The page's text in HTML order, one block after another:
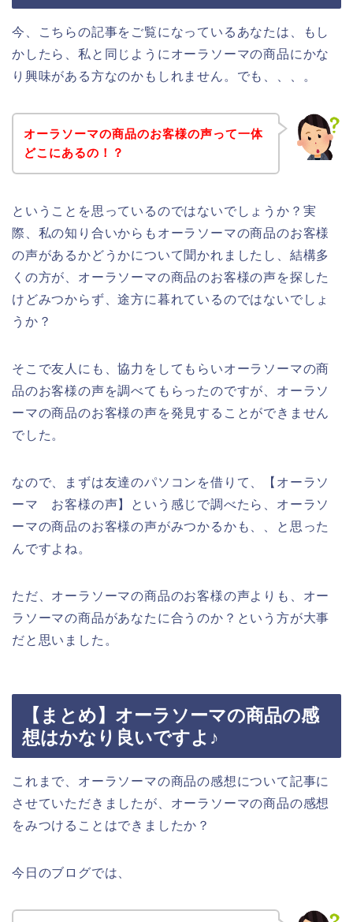
今、こちらの記事をご覧になっているあなたは、もし
かしたら、私と同じようにオーラソーマの商品にかな
り興味がある方なのかもしれません。でも、、、。
オーラソーマの商品のお客様の声って一体
どこにあるの！？
ということを思っているのではないでしょうか？実
際、私の知り合いからもオーラソーマの商品のお客様
の声があるかどうかについて聞かれましたし、結構多
くの方が、オーラソーマの商品のお客様の声を探した
けどみつからず、途方に暮れているのではないでしょ
うか？
そこで友人にも、協力をしてもらいオーラソーマの商
品のお客様の声を調べてもらったのですが、オーラソ
ーマの商品のお客様の声を発見することができません
でした。
なので、まずは友達のパソコンを借りて、【オーラソ
ーマ お客様の声】という感じで調べたら、オーラソ
ーマの商品のお客様の声がみつかるかも、、と思った
んですよね。
ただ、オーラソーマの商品のお客様の声よりも、オー
ラソーマの商品があなたに合うのか？という方が大事
だと思いました。
【まとめ】オーラソーマの商品の感
想はかなり良いですよ♪
これまで、オーラソーマの商品の感想について記事に
させていただきましたが、オーラソーマの商品の感想
をみつけることはできましたか？
今日のブログでは、